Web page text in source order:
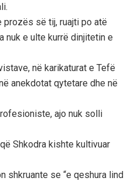
prozës së tij, ruajti po atë
nuk e ulte kurrë dinjitetin e
në karikaturat e Tefë
anekdotat qytetare dhe në
ajo nuk solli
Shkodra kishte kultivuar
shkruante se “e qeshura lind